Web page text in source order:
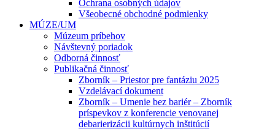
Ochrana osobných údajov
Všeobecné obchodné podmienky
MÚZE/UM
Múzeum príbehov
Návštevný poriadok
Odborná činnosť
Publikačná činnosť
Zborník – Priestor pre fantáziu 2025
Vzdelávací dokument
Zborník – Umenie bez bariér – Zborník
príspevkov z konferencie venovanej
debarierizácii kultúrnych inštitúcií